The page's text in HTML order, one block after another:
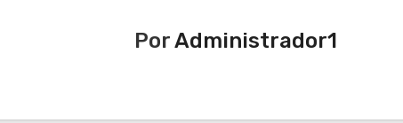
PorAdministrador1